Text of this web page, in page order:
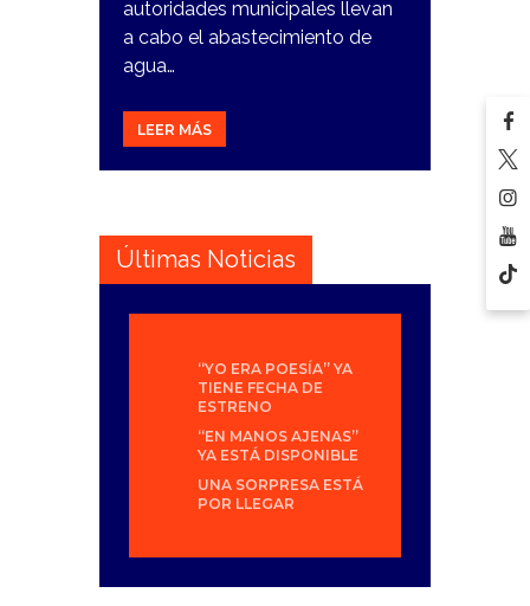
autoridades municipales llevan
a cabo el abastecimiento de
agua…
LEER MÁS
Últimas Noticias
“YO ERA POESÍA” YA
TIENE FECHA DE
ESTRENO
“EN MANOS AJENAS”
YA ESTÁ DISPONIBLE
UNA SORPRESA ESTÁ
POR LLEGAR